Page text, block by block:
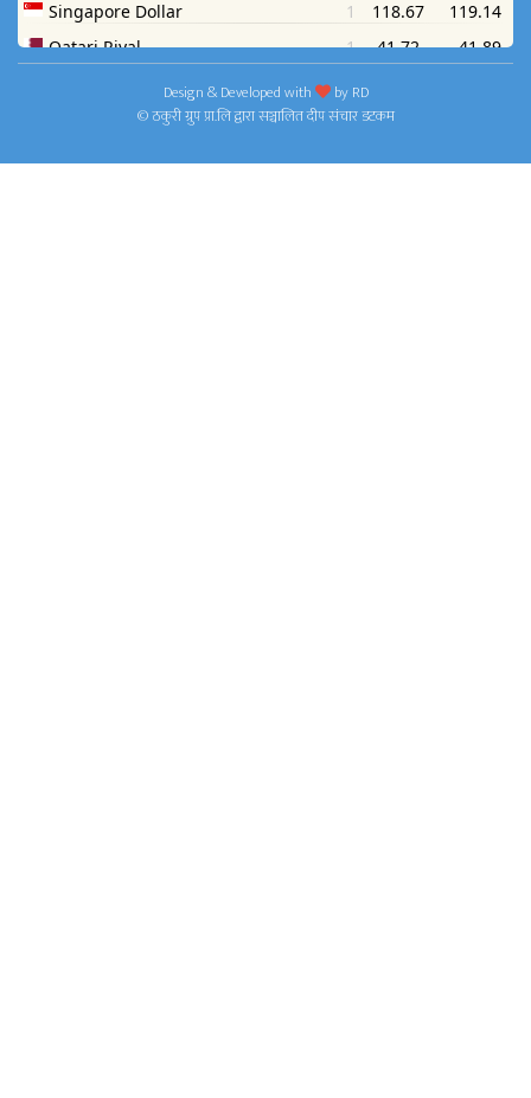
Design & Developed with byRD
© ठकुरी ग्रुप प्रा.लि द्वारा सञ्चालित दीप संचार डटकम